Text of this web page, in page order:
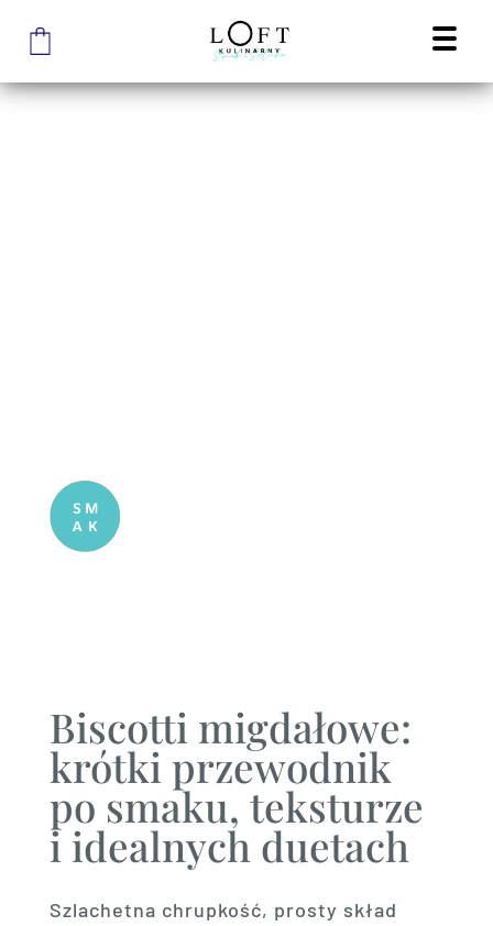
Biscotti migdałowe:
krótki przewodnik
po smaku, teksturze
i idealnych duetach
Szlachetna chrupkość, prosty skład